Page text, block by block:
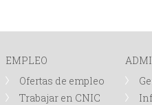
EMPLEO
Ofertas de empleo
Trabajar en CNIC